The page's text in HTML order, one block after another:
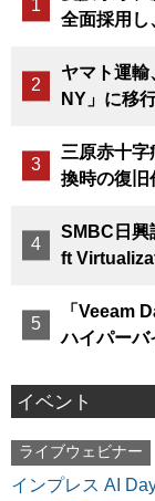
全面採用し
ヤマト運
NY」に移
三原赤十
換時の復旧
SMBC日興
ft
「Veeam
ハイパーバ
イベント
ライブウェビナー
インプレス AI